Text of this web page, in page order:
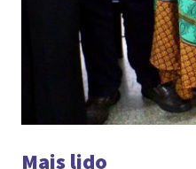
Mais lido